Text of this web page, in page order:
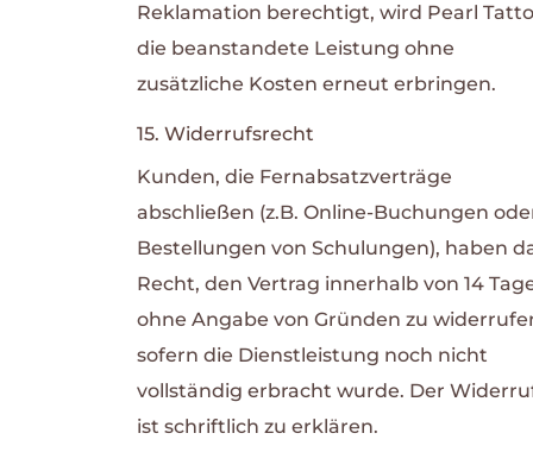
Reklamation berechtigt, wird Pearl
die beanstandete Leistung ohne
zusätzliche Kosten erneut erbringen.
15. Widerrufsrecht
Kunden, die Fernabsatzverträge
abschließen (z.B. Online-Buchungen
Bestellungen von Schulungen), haben
Recht, den Vertrag innerhalb von 14
ohne Angabe von Gründen zu
sofern die Dienstleistung noch nicht
vollständig erbracht wurde. Der
ist schriftlich zu erklären.